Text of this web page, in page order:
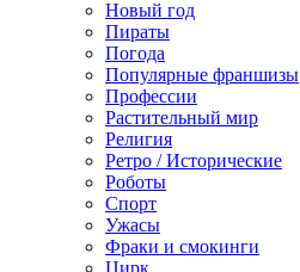
Новый год
Пираты
Погода
Популярные франшизы
Профессии
Растительный мир
Религия
Ретро / Исторические
Роботы
Спорт
Ужасы
Фраки и смокинги
Цирк